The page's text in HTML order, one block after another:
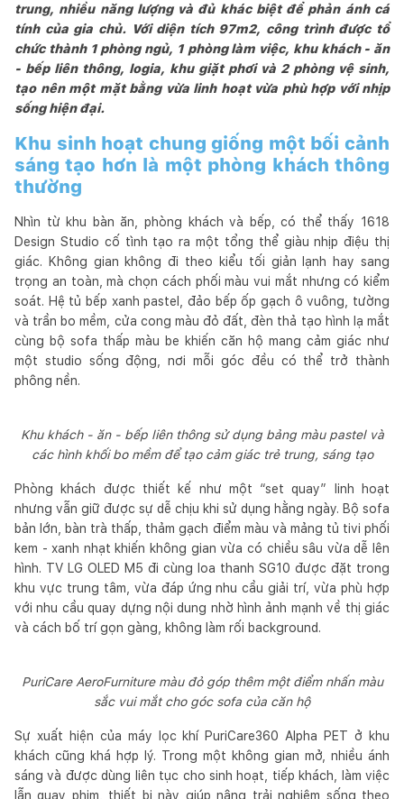
trung, nhiều năng lượng và đủ khác biệt để phản ánh cá
tính của gia chủ. Với diện tích 97m2, công trình được tổ
chức thành 1 phòng ngủ, 1 phòng làm việc, khu khách - ăn
- bếp liên thông, logia, khu giặt phơi và 2 phòng vệ sinh,
tạo nên một mặt bằng vừa linh hoạt vừa phù hợp với nhịp
sống hiện đại.
Khu sinh hoạt chung giống một bối cảnh
sáng tạo hơn là một phòng khách thông
thường
Nhìn từ khu bàn ăn, phòng khách và bếp, có thể thấy 1618
Design Studio cố tình tạo ra một tổng thể giàu nhịp điệu thị
giác. Không gian không đi theo kiểu tối giản lạnh hay sang
trọng an toàn, mà chọn cách phối màu vui mắt nhưng có kiểm
soát. Hệ tủ bếp xanh pastel, đảo bếp ốp gạch ô vuông, tường
và trần bo mềm, cửa cong màu đỏ đất, đèn thả tạo hình lạ mắt
cùng bộ sofa thấp màu be khiến căn hộ mang cảm giác như
một studio sống động, nơi mỗi góc đều có thể trở thành
phông nền.
Khu khách - ăn - bếp liên thông sử dụng bảng màu pastel và
các hình khối bo mềm để tạo cảm giác trẻ trung, sáng tạo
Phòng khách được thiết kế như một “set quay” linh hoạt
nhưng vẫn giữ được sự dễ chịu khi sử dụng hằng ngày. Bộ sofa
bản lớn, bàn trà thấp, thảm gạch điểm màu và mảng tủ tivi phối
kem - xanh nhạt khiến không gian vừa có chiều sâu vừa dễ lên
hình. TV LG OLED M5 đi cùng loa thanh SG10 được đặt trong
khu vực trung tâm, vừa đáp ứng nhu cầu giải trí, vừa phù hợp
với nhu cầu quay dựng nội dung nhờ hình ảnh mạnh về thị giác
và cách bố trí gọn gàng, không làm rối background.
PuriCare AeroFurniture màu đỏ góp thêm một điểm nhấn màu
sắc vui mắt cho góc sofa của căn hộ
Sự xuất hiện của máy lọc khí PuriCare360 Alpha PET ở khu
khách cũng khá hợp lý. Trong một không gian mở, nhiều ánh
sáng và được dùng liên tục cho sinh hoạt, tiếp khách, làm việc
lẫn quay phim, thiết bị này giúp nâng trải nghiệm sống theo